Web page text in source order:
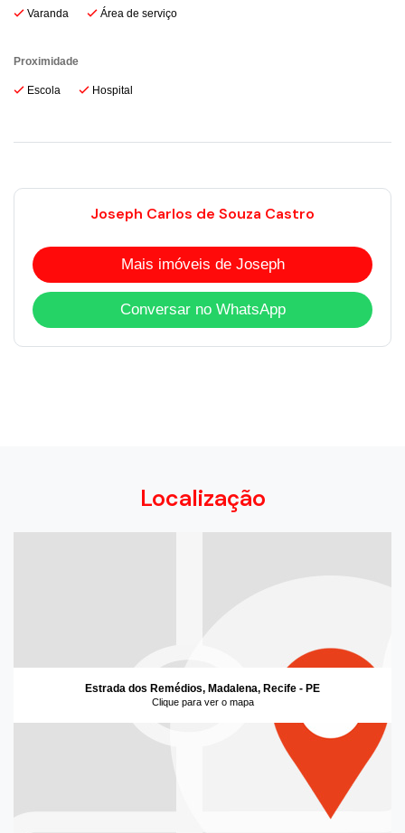
Varanda Área de serviço
Proximidade
Escola Hospital
Joseph Carlos de Souza Castro
Mais imóveis de Joseph
Conversar no WhatsApp
Localização
Estrada dos Remédios, Madalena, Recife - PE
Clique para ver o mapa